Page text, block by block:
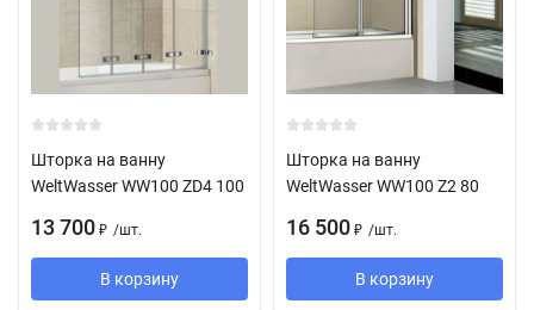
Шторка на ванну
WeltWasser WW100 ZD4 100
13 700 ₽ /шт.
В корзину
Шторка на ванну
WeltWasser WW100 Z2 80
16 500 ₽ /шт.
В корзину